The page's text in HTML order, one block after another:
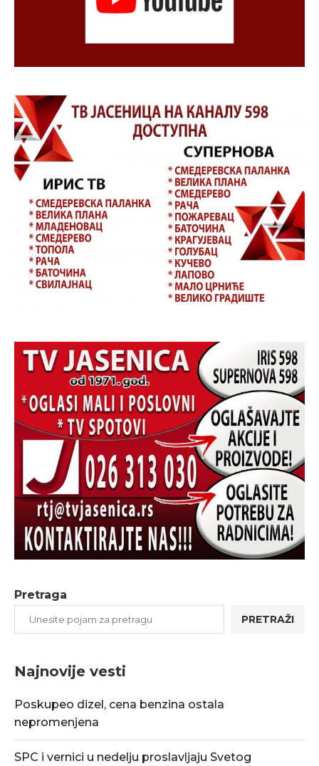
Pretraga
PRETRAŽI
Najnovije vesti
Poskupeo dizel, cena benzina ostala
nepromenjena
SPC i vernici u nedelju proslavljaju Svetog